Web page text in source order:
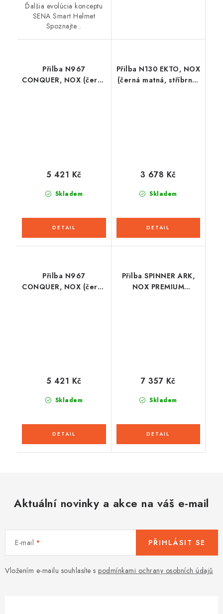
Ďalšia evolúcia konceptu
SENA Smart Helmet
Spoznajte...
Přilba N967
CONQUER, NOX (černá
Skladem
5 421 Kč
Přilba N130 EKTO, NOX
(černá matná, stříbrná)
Skladem
3 678 Kč
Přilba N967
CONQUER, NOX (černá
Skladem
5 421 Kč
Přilba SPINNER ARK,
NOX PREMIUM
Skladem
7 357 Kč
Aktuální novinky a akce na váš e-mail
E-mail
Vložením e-mailu souhlasíte s podmínkami ochrany osobních údajů
PŘIHLÁSIT SE